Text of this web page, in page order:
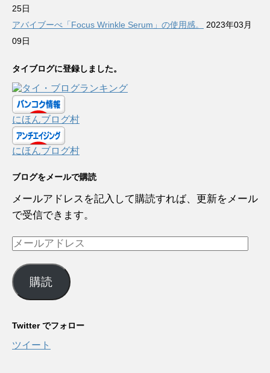
25日
アバイブーべ「Focus Wrinkle Serum」の使用感。
2023年03月
09日
タイブログに登録しました。
にほんブログ村
にほんブログ村
ブログをメールで購読
メールアドレスを記入して購読すれば、更新をメール
で受信できます。
メ
ル
ア
レ
ス
購読
Twitter でフォロー
ツイート